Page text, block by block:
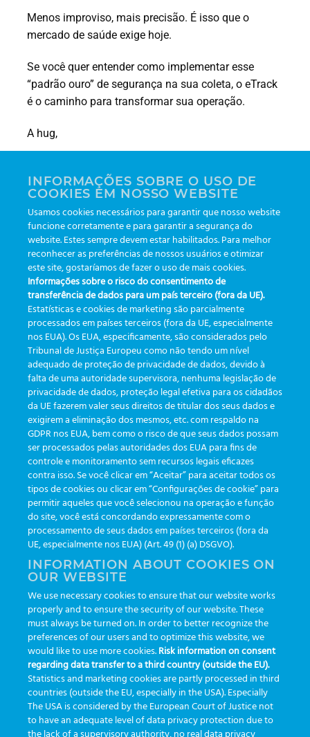
Menos improviso, mais precisão. É isso que o
mercado de saúde exige hoje.
Se você quer entender como implementar esse
“padrão ouro” de segurança na sua coleta, o eTrack
é o caminho para transformar sua operação.
A hug,
Sales and Technology Manager
Drones em Nova York:
Inovação sem controle é
apenas barulho?
De Cannes ao laboratório: o
que um filme 100% feito por
IA ensina sobre o futuro do
GBO eTrack
CATEGORIES
Updates(19)
Events (19)
Features(35)
Newsletters(111)
TAGS
auditoria automação
congresso customização dashboard DICQ eficiência
enterprise etrack flebotomista governança clínica
GreinerBioOne greinerbioonebr HL7 IA informação
inovação ISO15189 laboratório novas tecnologias PALC
preanalitica processo de coleta produtividade
Pré-analítica qualidade rastreabilidade RDC
rotina laboratorial saúde tecnologia tomada de decisão
INFORMAÇÕES SOBRE O USO DE
COOKIES EM NOSSO WEBSITE
Usamos cookies necessários para garantir que nosso website
funcione corretamente e para garantir a segurança do
website. Estes sempre devem estar habilitados. Para melhor
reconhecer as preferências de nossos usuários e otimizar
este site, gostaríamos de fazer o uso de mais cookies.
Informações sobre o risco do consentimento de
transferência de dados para um país terceiro (fora da UE).
Estatísticas e cookies de marketing são parcialmente
processados em países terceiros (fora da UE, especialmente
nos EUA). Os EUA, especificamente, são considerados pelo
Tribunal de Justiça Europeu como não tendo um nível
adequado de proteção de privacidade de dados, devido à
falta de uma autoridade supervisora, nenhuma legislação de
privacidade de dados, proteção legal efetiva para os cidadãos
da UE fazerem valer seus direitos de titular dos seus dados e
exigirem a eliminação dos mesmos, etc. com respaldo na
GDPR nos EUA, bem como o risco de que seus dados possam
ser processados pelas autoridades dos EUA para fins de
controle e monitoramento sem recursos legais eficazes
contra isso. Se você clicar em “Aceitar” para aceitar todos os
tipos de cookies ou clicar em “Configurações de cookie” para
permitir aqueles que você selecionou na operação e função
do site, você está concordando expressamente com o
processamento de seus dados em países terceiros (fora da
UE, especialmente nos EUA) (Art. 49 (1) (a) DSGVO).
INFORMATION ABOUT COOKIES ON
OUR WEBSITE
We use necessary cookies to ensure that our website works
properly and to ensure the security of our website. These
must always be turned on. In order to better recognize the
preferences of our users and to optimize this website, we
would like to use more cookies.Risk information on consent
regarding data transfer to a third country (outside the EU).
Statistics and marketing cookies are partly processed in third
countries (outside the EU, especially in the USA). Especially
The USA is considered by the European Court of Justice not
to have an adequate level of data privacy protection due to